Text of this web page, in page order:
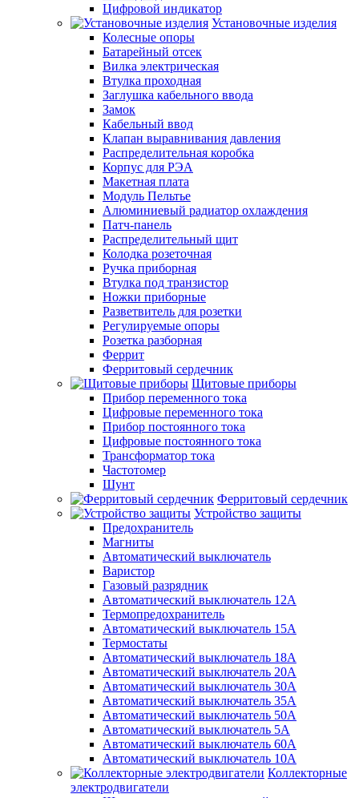
Цифровой индикатор
Установочные изделия
Колесные опоры
Батарейный отсек
Вилка электрическая
Втулка проходная
Заглушка кабельного ввода
Замок
Кабельный ввод
Клапан выравнивания давления
Распределительная коробка
Корпус для РЭА
Макетная плата
Модуль Пельтье
Алюминиевый радиатор охлаждения
Патч-панель
Распределительный щит
Колодка розеточная
Ручка приборная
Втулка под транзистор
Ножки приборные
Разветвитель для розетки
Регулируемые опоры
Розетка разборная
Феррит
Ферритовый сердечник
Щитовые приборы
Прибор переменного тока
Цифровые переменного тока
Прибор постоянного тока
Цифровые постоянного тока
Трансформатор тока
Частотомер
Шунт
Ферритовый сердечник
Устройство защиты
Предохранитель
Магниты
Автоматический выключатель
Варистор
Газовый разрядник
Автоматический выключатель 12А
Термопредохранитель
Автоматический выключатель 15А
Термостаты
Автоматический выключатель 18А
Автоматический выключатель 20А
Автоматический выключатель 30А
Автоматический выключатель 35А
Автоматический выключатель 50А
Автоматический выключатель 5А
Автоматический выключатель 60А
Автоматический выключатель 10А
Коллекторные
электродвигатели